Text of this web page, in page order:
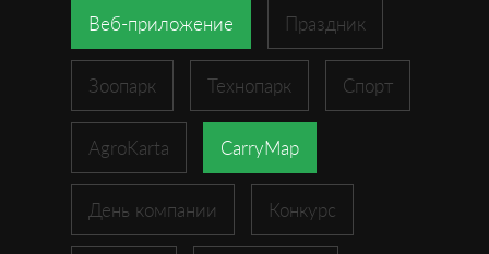
Веб-приложение Праздник
Зоопарк Технопарк Спорт
AgroKarta CarryMap
День компании Конкурс